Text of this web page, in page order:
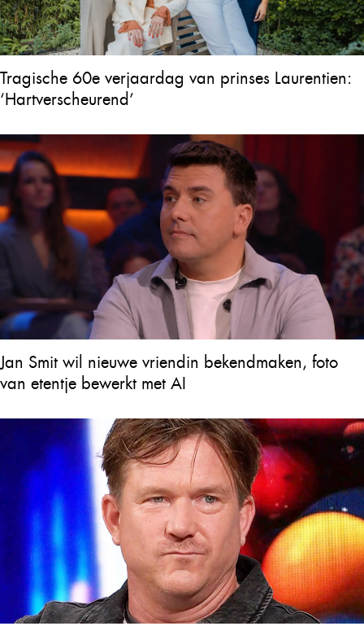
Tragische 60e verjaardag van prinses Laurentien:
‘Hartverscheurend’
Jan Smit wil nieuwe vriendin bekendmaken, foto
van etentje bewerkt met AI